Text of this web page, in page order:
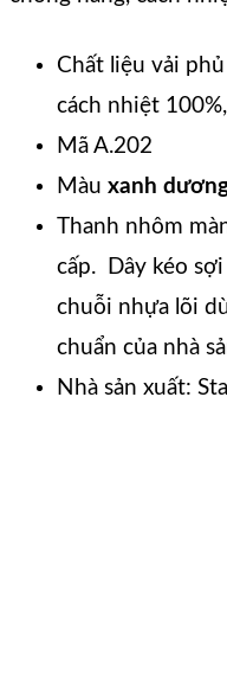
Chất liệu vải
cách nhiệt
Mã A.202
Màu xanh
Thanh nhôm
cấp. Dây kéo
chuỗi nhựa lõi
chuẩn của nhà
Nhà sản xuất: